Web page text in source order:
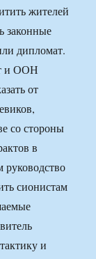
жителей
законные
дипломат.
и ООН
от
со стороны
в
сионистам
и